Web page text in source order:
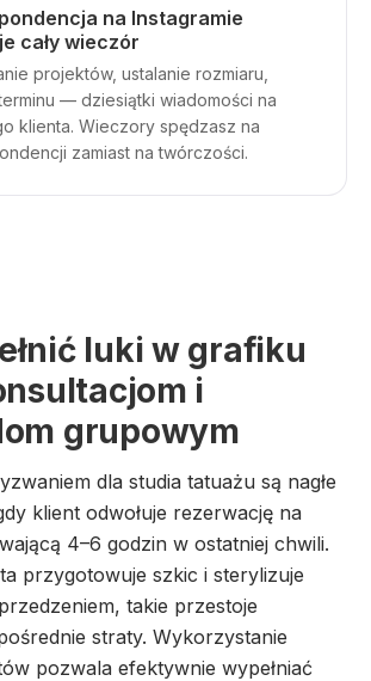
na Instagramie
cały wieczór
projektów, ustalanie rozmiaru,
— dziesiątki wiadomości na
klienta. Wieczory spędzasz na
zamiast na twórczości.
luki w grafiku
i
grupowym
dla studia tatuażu są nagłe
klient odwołuje rezerwację na
4–6 godzin w ostatniej chwili.
przygotowuje szkic i sterylizuje
takie przestoje
straty. Wykorzystanie
pozwala efektywnie wypełniać